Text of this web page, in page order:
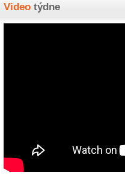
Video týdne